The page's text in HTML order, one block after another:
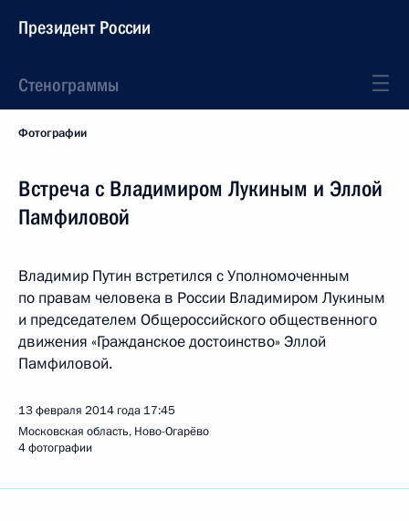
Президент России
Стенограммы
Фотографии
Встреча с Владимиром Лукиным и Эллой
Памфиловой
Владимир Путин встретился с Уполномоченным
по правам человека в России Владимиром Лукиным
и председателем Общероссийского общественного
движения «Гражданское достоинство» Эллой
Памфиловой.
13 февраля 2014 года 17:45
Московская область, Ново-Огарёво
4 фотографии